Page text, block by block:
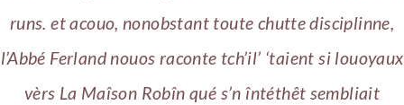
runs. et acouo, nonobstant toute chutte disciplinne,
l’Abbé Ferland nouos raconte tch’il’ ‘taient si louoyaux
vèrs La Maîson Robîn qué s’n întéthêt sembliait